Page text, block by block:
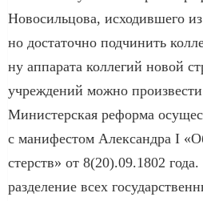
Но­во­силь­цо­ва, ис­хо­див­ше­го
но дос­та­точ­но под­чи­нить
ну ап­па­ра­та кол­ле­гий но­вой
уч­ре­ж­де­ний мож­но
Министерская реформа
с ма­ни­фе­стом Алек­сан­д­ра I
стерств» от 8(20).09.1802
раз­де­ле­ние всех